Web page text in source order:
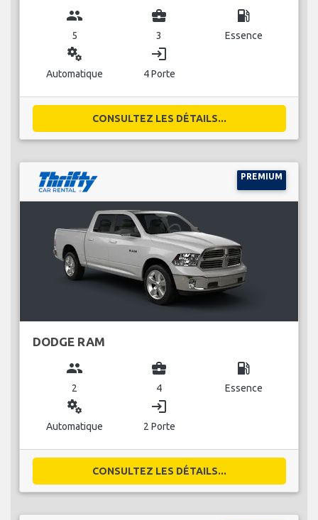
group
5
business_center
3
local_gas_station
Essence
miscellaneous_services
Automatique
login
4 Porte
CONSULTEZ LES DÉTAILS...
PREMIUM
DODGE RAM
group
2
business_center
4
local_gas_station
Essence
miscellaneous_services
Automatique
login
2 Porte
CONSULTEZ LES DÉTAILS...